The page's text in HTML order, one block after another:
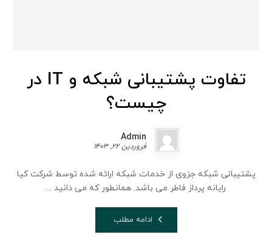
تفاوت پشتیبانی شبکه و IT در
چیست؟
Admin
فروردین 22, 1403
پشتیبانی شبکه جزوی از خدمات شبکه ارائه شده توسط شرکت کیا
رایانه پرداز فاطر می باشد. همانطور که می دانید ...
ادامه مطلب